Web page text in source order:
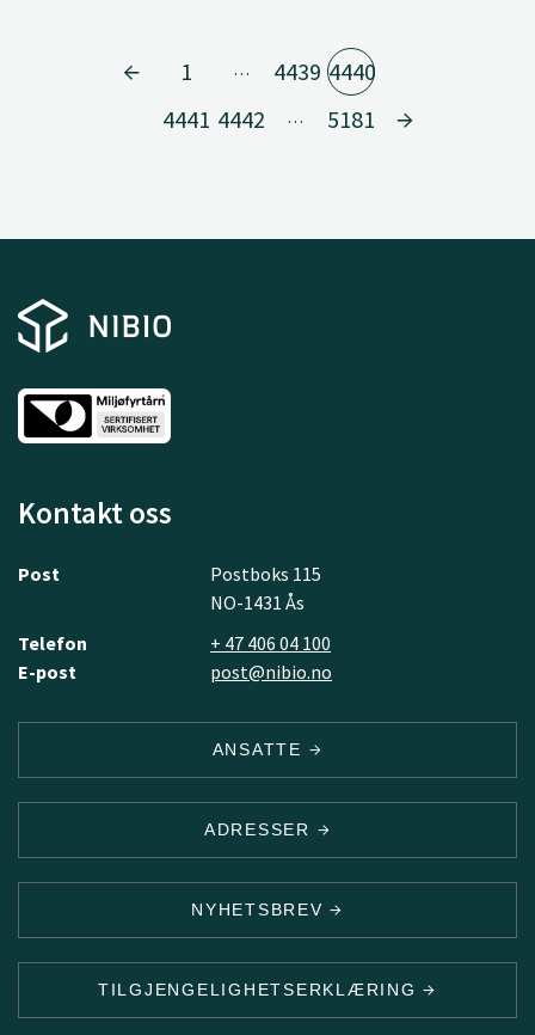
1 … 4439 4440
4441 4442 … 5181
Kontakt oss
Post
Postboks 115
NO-1431 Ås
Telefon
+ 47 406 04 100
E-post
post@nibio.no
ANSATTE
ADRESSER
NYHETSBREV
TILGJENGELIGHETSERKLÆRING